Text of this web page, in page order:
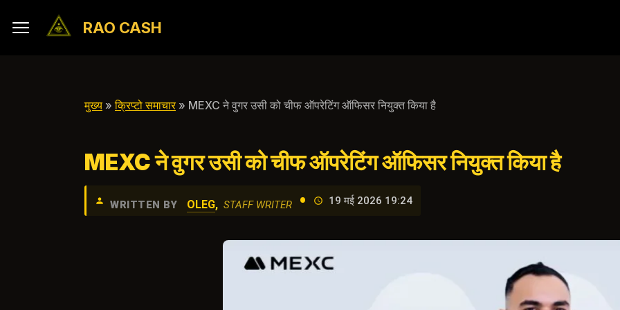
RAO CASH
मुख्य »क्रिप्टो समाचार» MEXC ने वुगर उसी को चीफ ऑपरेटिंग ऑफिसर नियुक्त किया है
MEXC ने वुगर उसी को चीफ ऑपरेटिंग ऑफिसर नियुक्त किया है
WRITTEN BY OLEG, STAFF WRITER • 19 मई 2026 19:24